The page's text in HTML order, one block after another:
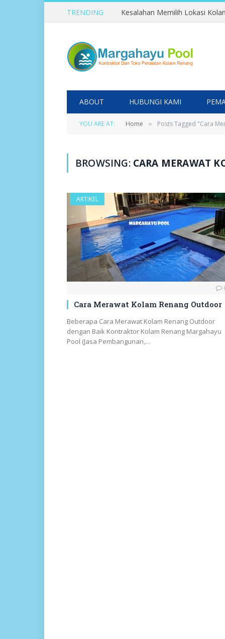
TRENDING
ABOUT HUBUNGI KAMI
YOU ARE AT: Home » Posts Tagged "Cara
BROWSING: CARA MERAWAT
ARTIKEL
Cara Merawat Kolam Renang Outdoor
Beberapa Cara Merawat Kolam Renang Outdoor
dengan Baik Kontraktor Kolam Renang Margahayu
Pool (Jasa Pembangunan,…